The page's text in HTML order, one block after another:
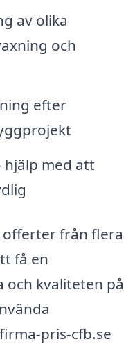
av olika
och
efter
hjälp med att
från flera
få en
kvaliteten på
pris-cfb.se